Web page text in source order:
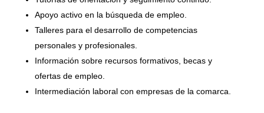
Apoyo activo en la búsqueda de empleo.
Talleres para el desarrollo de competencias
personales y profesionales.
Información sobre recursos formativos, becas y
ofertas de empleo.
Intermediación laboral con empresas de la comarca.